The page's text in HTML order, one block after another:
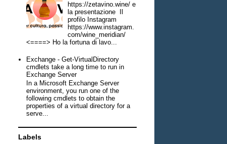
https://zetavino.wine/ e
la presentazione Il
profilo Instagram
https://www.instagram.
com/wine_meridian/
<====> Ho la fortuna di lavo...
Exchange - Get-VirtualDirectory
cmdlets take a long time to run in
Exchange Server
In a Microsoft Exchange Server
environment, you run one of the
following cmdlets to obtain the
properties of a virtual directory for a
serve...
Labels